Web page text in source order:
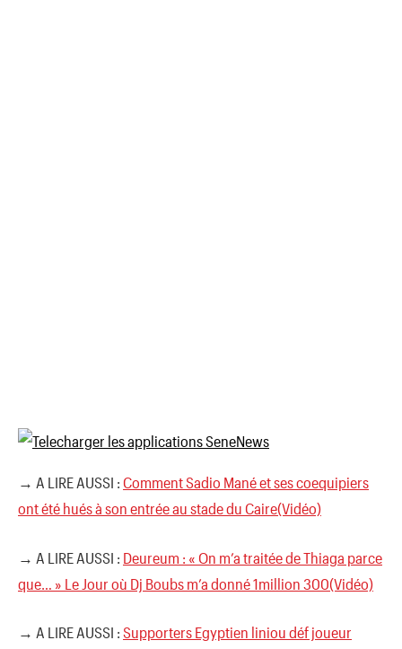
→ A LIRE AUSSI : Comment Sadio Mané et ses coequipiers
ont été hués à son entrée au stade du Caire(Vidéo)
→ A LIRE AUSSI : Deureum : « On m’a traitée de Thiaga parce
que… » Le Jour où Dj Boubs m’a donné 1million 300(Vidéo)
→ A LIRE AUSSI : Supporters Egyptien liniou déf joueur